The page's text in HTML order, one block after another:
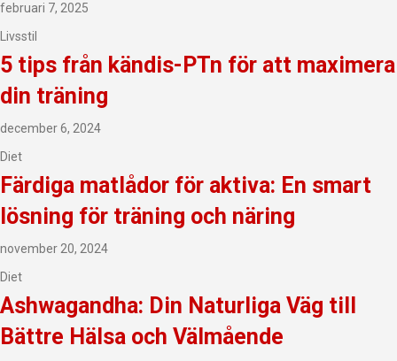
februari 7, 2025
Livsstil
5 tips från kändis-PTn för att maximera
din träning
december 6, 2024
Diet
Färdiga matlådor för aktiva: En smart
lösning för träning och näring
november 20, 2024
Diet
Ashwagandha: Din Naturliga Väg till
Bättre Hälsa och Välmående